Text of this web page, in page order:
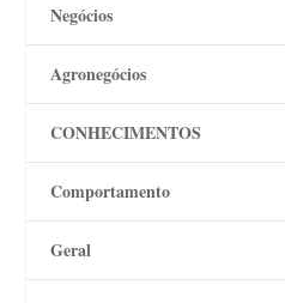
Negócios
Agronegócios
CONHECIMENTOS
Comportamento
Geral